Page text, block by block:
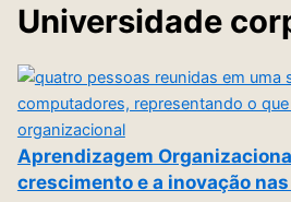
Universidade
Aprendizagem
crescimento e a inovação